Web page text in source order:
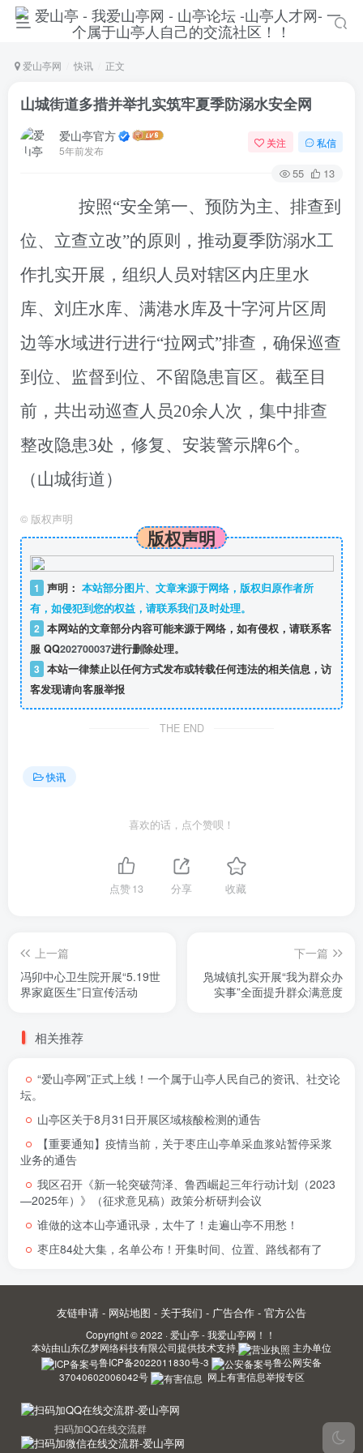
爱山亭网 快讯 正文
山城街道多措并举扎实筑牢夏季防溺水安全网
爱山亭官方
5年前发布
关注 私信
55 13
按照“安全第一、预防为主、排查到
位、立查立改”的原则，推动夏季防溺水工
作扎实开展，组织人员对辖区内庄里水
库、刘庄水库、满港水库及十字河片区周
边等水域进行进行“拉网式”排查，确保巡查
到位、监督到位、不留隐患盲区。截至目
前，共出动巡查人员20余人次，集中排查
整改隐患3处，修复、安装警示牌6个。
（山城街道）
© 版权声明
版权声明
1 声明： 本站部分图片、文章来源于网络，版权归原作者所
有，如侵犯到您的权益，请联系我们及时处理。
2 本网站的文章部分内容可能来源于网络，如有侵权，请联系客
服 QQ202700037进行删除处理。
3 本站一律禁止以任何方式发布或转载任何违法的相关信息，访
客发现请向客服举报
THE END
快讯
喜欢的话，点个赞呗！
点赞13 分享 收藏
上一篇
冯卯中心卫生院开展“5.19世
界家庭医生”日宣传活动
下一篇
凫城镇扎实开展“我为群众办
实事”全面提升群众满意度
相关推荐
“爱山亭网”正式上线！一个属于山亭人民自己的资讯、社交论
坛。
山亭区关于8月31日开展区域核酸检测的通告
【重要通知】疫情当前，关于枣庄山亭单采血浆站暂停采浆
业务的通告
我区召开《新一轮突破菏泽、鲁西崛起三年行动计划（2023
—2025年）》（征求意见稿）政策分析研判会议
谁做的这本山亭通讯录，太牛了！走遍山亭不用愁！
枣庄84处大集，名单公布！开集时间、位置、路线都有了
友链申请 - 网站地图 - 关于我们 - 广告合作 - 官方公告
Copyright © 2022 · 爱山亭 - 我爱山亭网！！
本站由山东亿梦网络科技有限公司提供技术支持.
主办单位
鲁ICP备2022011830号-3
鲁公网安备
37040602006042号
网上有害信息举报专区
扫码加QQ在线交流群